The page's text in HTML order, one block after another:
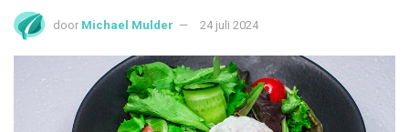
door Michael Mulder 24 juli 2024